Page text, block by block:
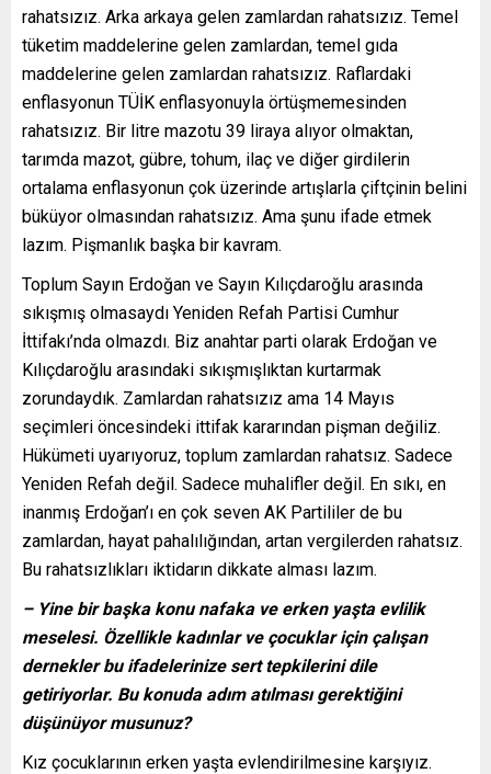
rahatsızız. Arka arkaya gelen zamlardan rahatsızız. Temel
tüketim maddelerine gelen zamlardan, temel gıda
maddelerine gelen zamlardan rahatsızız. Raflardaki
enflasyonun TÜİK enflasyonuyla örtüşmemesinden
rahatsızız. Bir litre mazotu 39 liraya alıyor olmaktan,
tarımda mazot, gübre, tohum, ilaç ve diğer girdilerin
ortalama enflasyonun çok üzerinde artışlarla çiftçinin belini
büküyor olmasından rahatsızız. Ama şunu ifade etmek
lazım. Pişmanlık başka bir kavram.
Toplum Sayın Erdoğan ve Sayın Kılıçdaroğlu arasında
sıkışmış olmasaydı Yeniden Refah Partisi Cumhur
İttifakı’nda olmazdı. Biz anahtar parti olarak Erdoğan ve
Kılıçdaroğlu arasındaki sıkışmışlıktan kurtarmak
zorundaydık. Zamlardan rahatsızız ama 14 Mayıs
seçimleri öncesindeki ittifak kararından pişman değiliz.
Hükümeti uyarıyoruz, toplum zamlardan rahatsız. Sadece
Yeniden Refah değil. Sadece muhalifler değil. En sıkı, en
inanmış Erdoğan’ı en çok seven AK Partililer de bu
zamlardan, hayat pahalılığından, artan vergilerden rahatsız.
Bu rahatsızlıkları iktidarın dikkate alması lazım.
– Yine bir başka konu nafaka ve erken yaşta evlilik
meselesi. Özellikle kadınlar ve çocuklar için çalışan
dernekler bu ifadelerinize sert tepkilerini dile
getiriyorlar. Bu konuda adım atılması gerektiğini
düşünüyor musunuz?
Kız çocuklarının erken yaşta evlendirilmesine karşıyız.